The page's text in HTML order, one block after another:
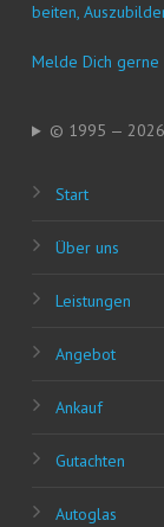
bei­ten,
Mel­de Dich
© 1995 — 2026
Start
Über uns
Leis­tun­gen
Ange­bot
Ankauf
Gut­ach­ten
Auto­glas